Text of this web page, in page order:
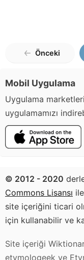
Önceki
Mobil Uygulama
Uygulama
uygulamamızı
© 2012 - 2020
Commons Lisansı
site içeriğini ticari
için kullanabilir ve
Site içeriği
etymologeek ve